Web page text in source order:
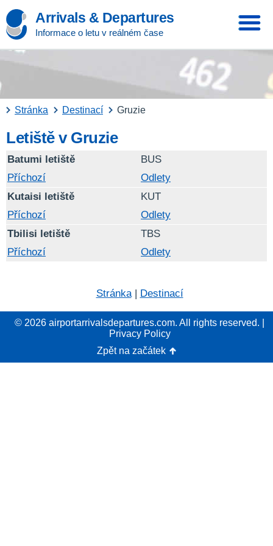
Arrivals & Departures
Informace o letu v reálném čase
Stránka Destinací Gruzie
Letiště v Gruzie
Batumi letiště
BUS
Příchozí
Odlety
Kutaisi letiště
KUT
Příchozí
Odlety
Tbilisi letiště
TBS
Příchozí
Odlety
Stránka| Destinací
© 2026 airportarrivalsdepartures.com. All rights reserved. |
Privacy Policy
Zpět na začátek